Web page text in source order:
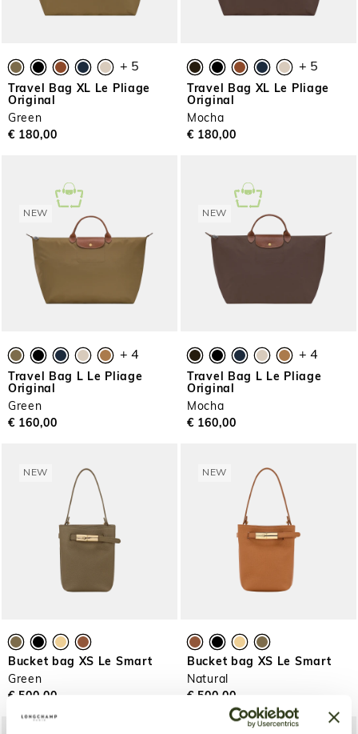
+ 5
Travel Bag XL Le Pliage
Original
Green
€ 180,00
+ 5
Travel Bag XL Le Pliage
Original
Mocha
€ 180,00
NEW
+ 4
Travel Bag L Le Pliage
Original
Green
€ 160,00
NEW
+ 4
Travel Bag L Le Pliage
Original
Mocha
€ 160,00
NEW
Bucket bag XS Le Smart
Green
€ 500,00
NEW
Bucket bag XS Le Smart
Natural
€ 500,00